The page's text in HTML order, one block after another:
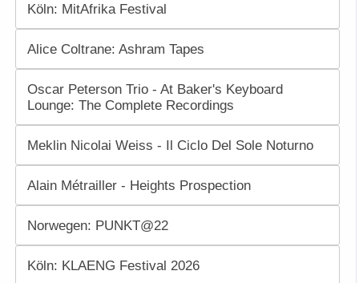
Köln: MitAfrika Festival
Alice Coltrane: Ashram Tapes
Oscar Peterson Trio - At Baker's Keyboard
Lounge: The Complete Recordings
Meklin Nicolai Weiss - Il Ciclo Del Sole Noturno
Alain Métrailler - Heights Prospection
Norwegen: PUNKT@22
Köln: KLAENG Festival 2026